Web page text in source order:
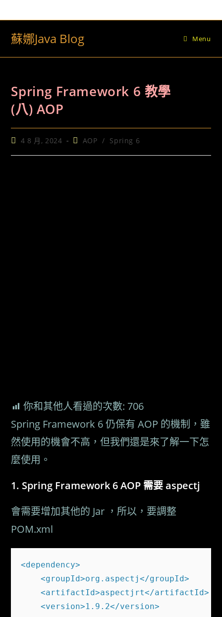
to
content蘇娜Java Blog Menu
Spring Framework 6 教學
(八) AOP
Post4 8 月, 2024
PostAOP / Spring 6
你和其他人看過的次數: 706
Spring Framework 6 仍保有 AOP 的機制，雖
然使用的機會不高，但我們還是來了解一下怎
麼使用。
Spring Framework 6 AOP 需要 aspectj
會需要增加其他的 Jar ，所以，要調整
POM.xml
<dependency>
    <groupId>org.aspectj</groupId>
    <artifactId>aspectjrt</artifactId>
    <version>1.9.2</version>